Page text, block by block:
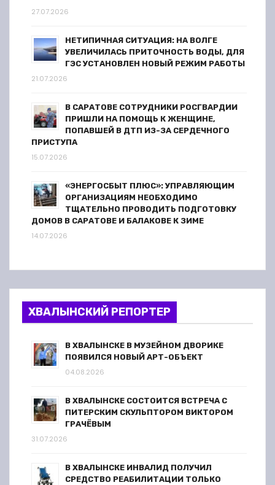
27.07.2026
НЕТИПИЧНАЯ СИТУАЦИЯ: НА ВОЛГЕ
УВЕЛИЧИЛАСЬ ПРИТОЧНОСТЬ ВОДЫ, ДЛЯ
ГЭС УСТАНОВЛЕН НОВЫЙ РЕЖИМ РАБОТЫ
21.07.2026
В САРАТОВЕ СОТРУДНИКИ РОСГВАРДИИ
ПРИШЛИ НА ПОМОЩЬ К ЖЕНЩИНЕ,
ПОПАВШЕЙ В ДТП ИЗ-ЗА СЕРДЕЧНОГО
ПРИСТУПА
15.07.2026
«ЭНЕРГОСБЫТ ПЛЮС»: УПРАВЛЯЮЩИМ
ОРГАНИЗАЦИЯМ НЕОБХОДИМО
ТЩАТЕЛЬНО ПРОВОДИТЬ ПОДГОТОВКУ
ДОМОВ В САРАТОВЕ И БАЛАКОВЕ К ЗИМЕ
14.07.2026
ХВАЛЫНСКИЙ РЕПОРТЕР
В ХВАЛЫНСКЕ В МУЗЕЙНОМ ДВОРИКЕ
ПОЯВИЛСЯ НОВЫЙ АРТ-ОБЪЕКТ
04.08.2026
В ХВАЛЫНСКЕ СОСТОИТСЯ ВСТРЕЧА С
ПИТЕРСКИМ СКУЛЬПТОРОМ ВИКТОРОМ
ГРАЧЁВЫМ
31.07.2026
В ХВАЛЫНСКЕ ИНВАЛИД ПОЛУЧИЛ
СРЕДСТВО РЕАБИЛИТАЦИИ ТОЛЬКО